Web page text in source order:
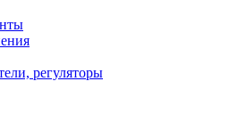
регуляторы